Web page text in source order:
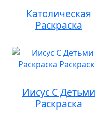
Католическая
Раскраска
Иисус С Детьми
Раскраска